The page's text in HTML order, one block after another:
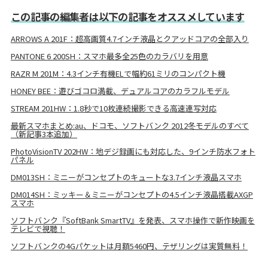
この記事の編集者は以下の記事をオススメしています
ARROWS A 201F：超高画質4.7インチ液晶とクアッドコアの全部入り
PANTONE 6 200SH：スマホ最多全25色のカラバリを用意
RAZR M 201M：4.3インチ有機ELで幅約61ミリのコンパクト機
HONEY BEE：遊びゴコロ満載、デュアルコアのカラフルモデル
STREAM 201HW：1.8秒で10枚連続撮影できる高速連写対応
最新スマホまとめ:au、ドコモ、ソフトバンク 2012冬モデルのすべて
（新記事3本追加）
PhotoVisionTV 202HW：地デジ録画にも対応した、9インチ防水フォト
パネル
DM013SH：ミニーがコンセプトのキュートな3.7インチ液晶スマホ
DM014SH：ミッキー＆ミニーがコンセプトの4.5インチ液晶搭載AXGP
スマホ
ソフトバンク『SoftBank SmartTV』を発表、スマホ操作で新作映画を
テレビで視聴！
ソフトバンクの4Gパケットは月額5460円、テザリングは実質無料！